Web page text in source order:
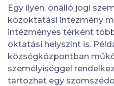
Egy ilyen, önálló jogi
közoktatási intézmény
intézményes térként
oktatási helyszínt is.
községközpontban
személyiséggel
tartozhat egy